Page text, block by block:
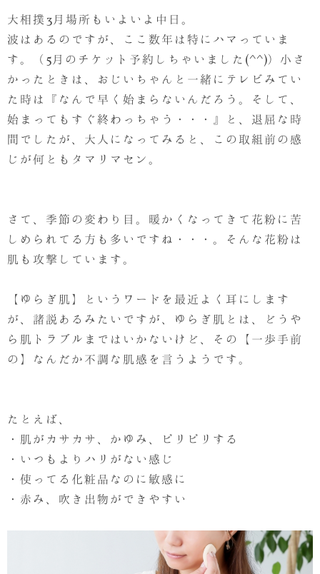
大相撲3月場所もいよいよ中日。
波はあるのですが、ここ数年は特にハマっていま
す。（5月のチケット予約しちゃいました(^^)）小さ
かったときは、おじいちゃんと一緒にテレビみてい
た時は『なんで早く始まらないんだろう。そして、
始まってもすぐ終わっちゃう・・・』と、退屈な時
間でしたが、大人になってみると、この取組前の感
じが何ともタマリマセン。
さて、季節の変わり目。暖かくなってきて花粉に苦
しめられてる方も多いですね・・・。そんな花粉は
肌も攻撃しています。
【ゆらぎ肌】というワードを最近よく耳にします
が、諸説あるみたいですが、ゆらぎ肌とは、どうや
ら肌トラブルまではいかないけど、その【一歩手前
の】なんだか不調な肌感を言うようです。
たとえば、
・肌がカサカサ、かゆみ、ピリピリする
・いつもよりハリがない感じ
・使ってる化粧品なのに敏感に
・赤み、吹き出物ができやすい